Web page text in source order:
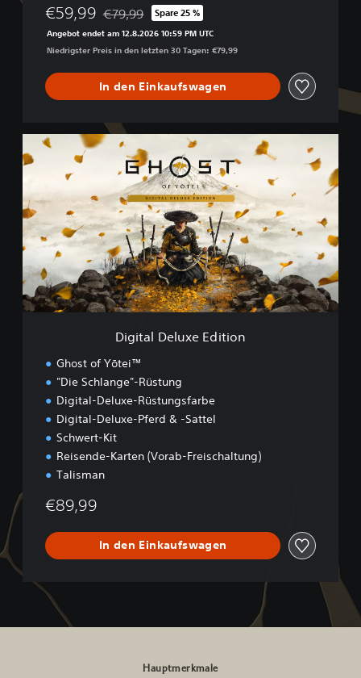
€59,99 Preisnachlass gegenüber dem Originalpreis von
€79,99 Spare 25 %
Angebot endet am 12.8.2026 10:59 PM UTC
Niedrigster Preis in den letzten 30 Tagen: €79,99
In den Einkaufswagen
i
t
a
l
D
e
l
u
x
Digital Deluxe Edition
Ghost of Yōtei™
"Die Schlange"-Rüstung
Digital-Deluxe-Rüstungsfarbe
Digital-Deluxe-Pferd & -Sattel
Schwert-Kit
Reisende-Karten (Vorab-Freischaltung)
Talisman
€89,99
In den Einkaufswagen
Hauptmerkmale